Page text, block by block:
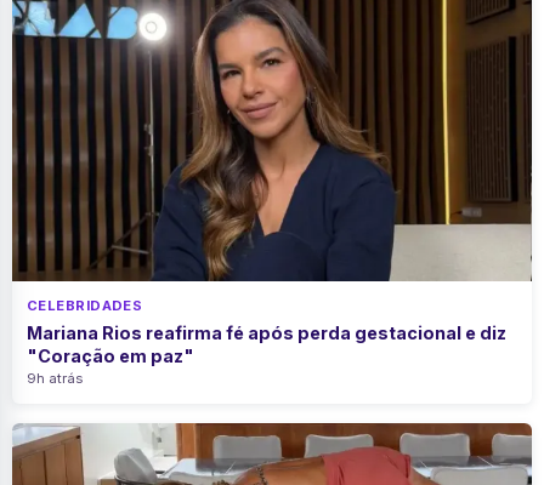
CELEBRIDADES
Mariana Rios reafirma fé após perda gestacional e diz
"Coração em paz"
9h atrás